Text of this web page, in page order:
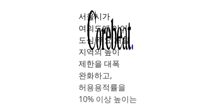
서울시가
여의도에 이어
도심 주요 개발
지역의 높이
제한을 대폭
완화하고,
허용용적률을
10% 이상 높이는